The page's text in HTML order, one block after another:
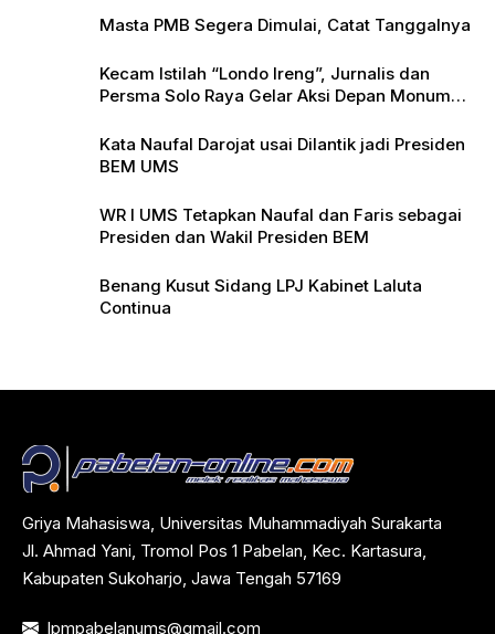
Masta PMB Segera Dimulai, Catat Tanggalnya
Kecam Istilah “Londo Ireng”, Jurnalis dan
Persma Solo Raya Gelar Aksi Depan Monumen
Kata Naufal Darojat usai Dilantik jadi Presiden
BEM UMS
WR I UMS Tetapkan Naufal dan Faris sebagai
Presiden dan Wakil Presiden BEM
Benang Kusut Sidang LPJ Kabinet Laluta
Continua
Griya Mahasiswa, Universitas Muhammadiyah Surakarta
Jl. Ahmad Yani, Tromol Pos 1 Pabelan, Kec. Kartasura,
Kabupaten Sukoharjo, Jawa Tengah 57169
lpmpabelanums@gmail.com